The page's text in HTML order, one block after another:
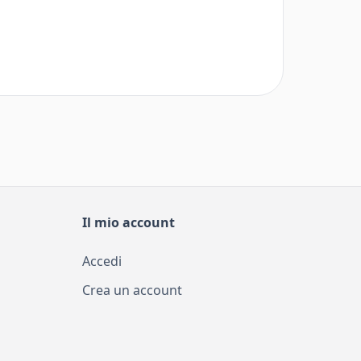
Il mio account
Accedi
Crea un account